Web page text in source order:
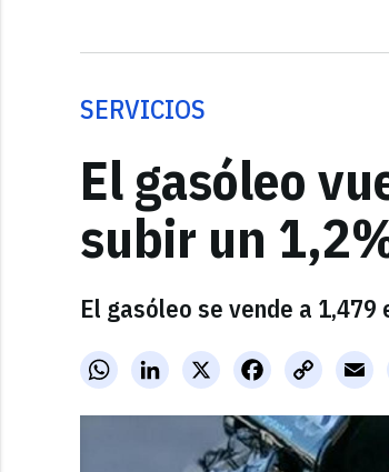
SERVICIOS
El gasóleo
subir un
El gasóleo se vende a 1,479
WhatsAppLinkedInX FacebookCopy
Link